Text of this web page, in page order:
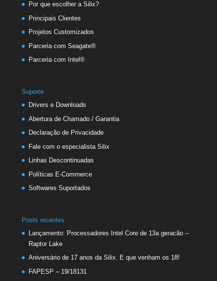
Por que escolher a Silix?
Principais Clientes
Projetos Customizados
Parceria com Seagate®
Parceria com Intel®
Suporte
Drivers e Downloads
Abertura de Chamado / Garantia
Declaração de Privacidade
Fale com o especialista Silix
Linhas Descontinuadas
Políticas E-Commerce
Softwares Suportados
Posts recentes
Lançamento: Processadores Intel Core de 13a geracão –
Raptor Lake
Aniversário de 17 anos da Silix. E que venham os 18!
FAPESP – 19/18131